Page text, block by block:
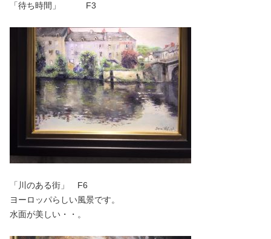
「待ち時間」 F3
「川のある街」 F6
ヨーロッパらしい風景です。
水面が美しい・・。